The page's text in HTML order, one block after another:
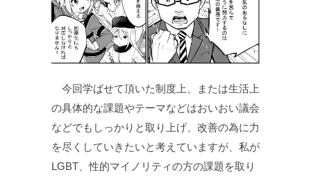
今回学ばせて頂いた制度上、または生活上
の具体的な課題やテーマなどはおいおい議会
などでもしっかりと取り上げ、改善の為に力
を尽くしていきたいと考えていますが、私が
LGBT、性的マイノリティの方の課題を取り